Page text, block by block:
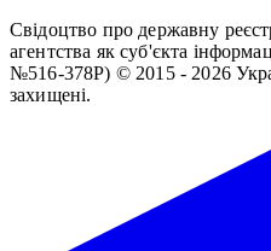
Свідоцтво про державну
агентства як суб'єкта
№516-378Р) © 2015 - 2026
захищені.